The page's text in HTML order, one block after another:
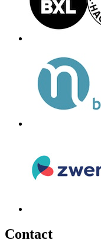
Contact